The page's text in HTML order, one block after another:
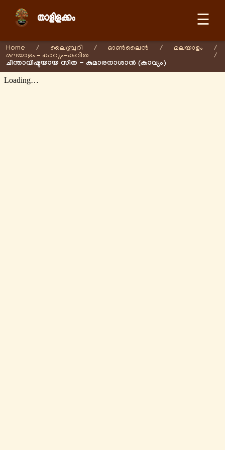
☰
Home / ലൈബ്രറി / ഓണ്‍ലൈന്‍ / മലയാളം
/
മലയാളം - കാവ്യം-കവിത
/
ചിന്താവിഷ്ടയായ സീത - കുമാരനാശാന്‍ (കാവ്യം)